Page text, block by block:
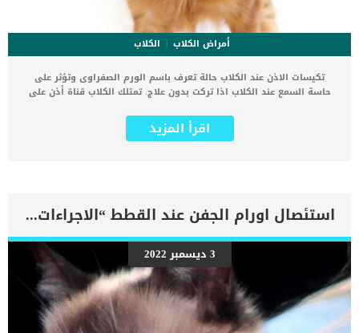
أمراض الكلاب
الكلاب
تكيسات الاذن عند الكلاب حالة تعرف باسم الورم الصفراوى وتؤثر على
حاسة السمع عند الكلاب اذا تركت بدون علاج. تمتلك الكلاب قناة أذن على
(الغشاء الطبلي) ، وخلف طبلة الأذن توجد الأذن الوسطى عادة ما يتأثر
الجزء الخارجي “L” من الأذن ، وهي حالة يشار إليها باسم تكيسات الاذن
بالقرب من طبلة الأذن. اقرا ايضا: العلاج الطبيعى لعدوى الاذن عند الكلاب
“علاج منزلى” اعراض وعلامات تكيسات الاذن عند الكلاب عدوى في إحدى
الأذنين أو كلتيهما هز الرأس كثيرا الخدش ألم عند الأكل ألم عند التثاؤب
نادرًا ما يميل الرأس إلى جانب واحد ضعف السمعصعوبة فى المشى اقرا
ايضا: دوافع عملية استئصال الاذن فى الكلاب “Pinnectomy” الاسباب
الكامنة خلف تكيسات الاذن عند الكلاب عدوى الأذن عث الأذن أجسام غريبة
الاستخدام المفرط لمواد التنظيفكثرة الشعر فى قناة الاذن اقرأ ايضا:
الحل الامثل لعلاج تلف طبلة الاذن عند الكلاب تشخيص الدكتور البيطرى
لحالة الكلب […]
اقرأ المزيد
استئصال اورام الجفن عند القطط “الاجراءات والدوافع”
3 ديسمبر 2022